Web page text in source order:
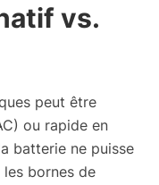
vs.
peut être
ou rapide en
batterie ne puisse
bornes de